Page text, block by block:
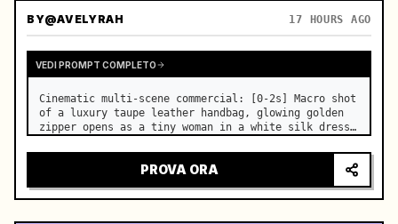
BY@AVELYRAH 17 HOURS AGO
VEDI PROMPT COMPLETO
Cinematic multi-scene commercial: [0-2s] Macro shot
of a luxury taupe leather handbag, glowing golden
zipper opens as a tiny woman in a white silk dress
sparkles. …
PROVA ORA